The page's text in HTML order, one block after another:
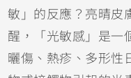
敏」的反應？亮晴皮
醒，「光敏感」是一
曬傷 、熱疹、多形性